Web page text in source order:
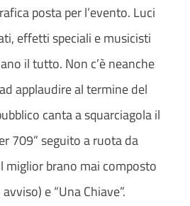
posta per l’evento. Luci
effetti speciali e musicisti
il tutto. Non c’è neanche
applaudire al termine del
canta a squarciagola il
709” seguito a ruota da
miglior brano mai composto
e “Una Chiave”.